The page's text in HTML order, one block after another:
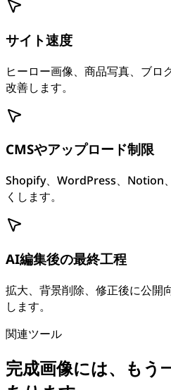
サイト速度
ヒーロー画像、商品写真、ブロ
改善します。
CMSやアップロード制限
Shopify、WordPress、Notion
くします。
AI編集後の最終工程
拡大、背景削除、修正後に公開
します。
関連ツール
完成画像には、もう